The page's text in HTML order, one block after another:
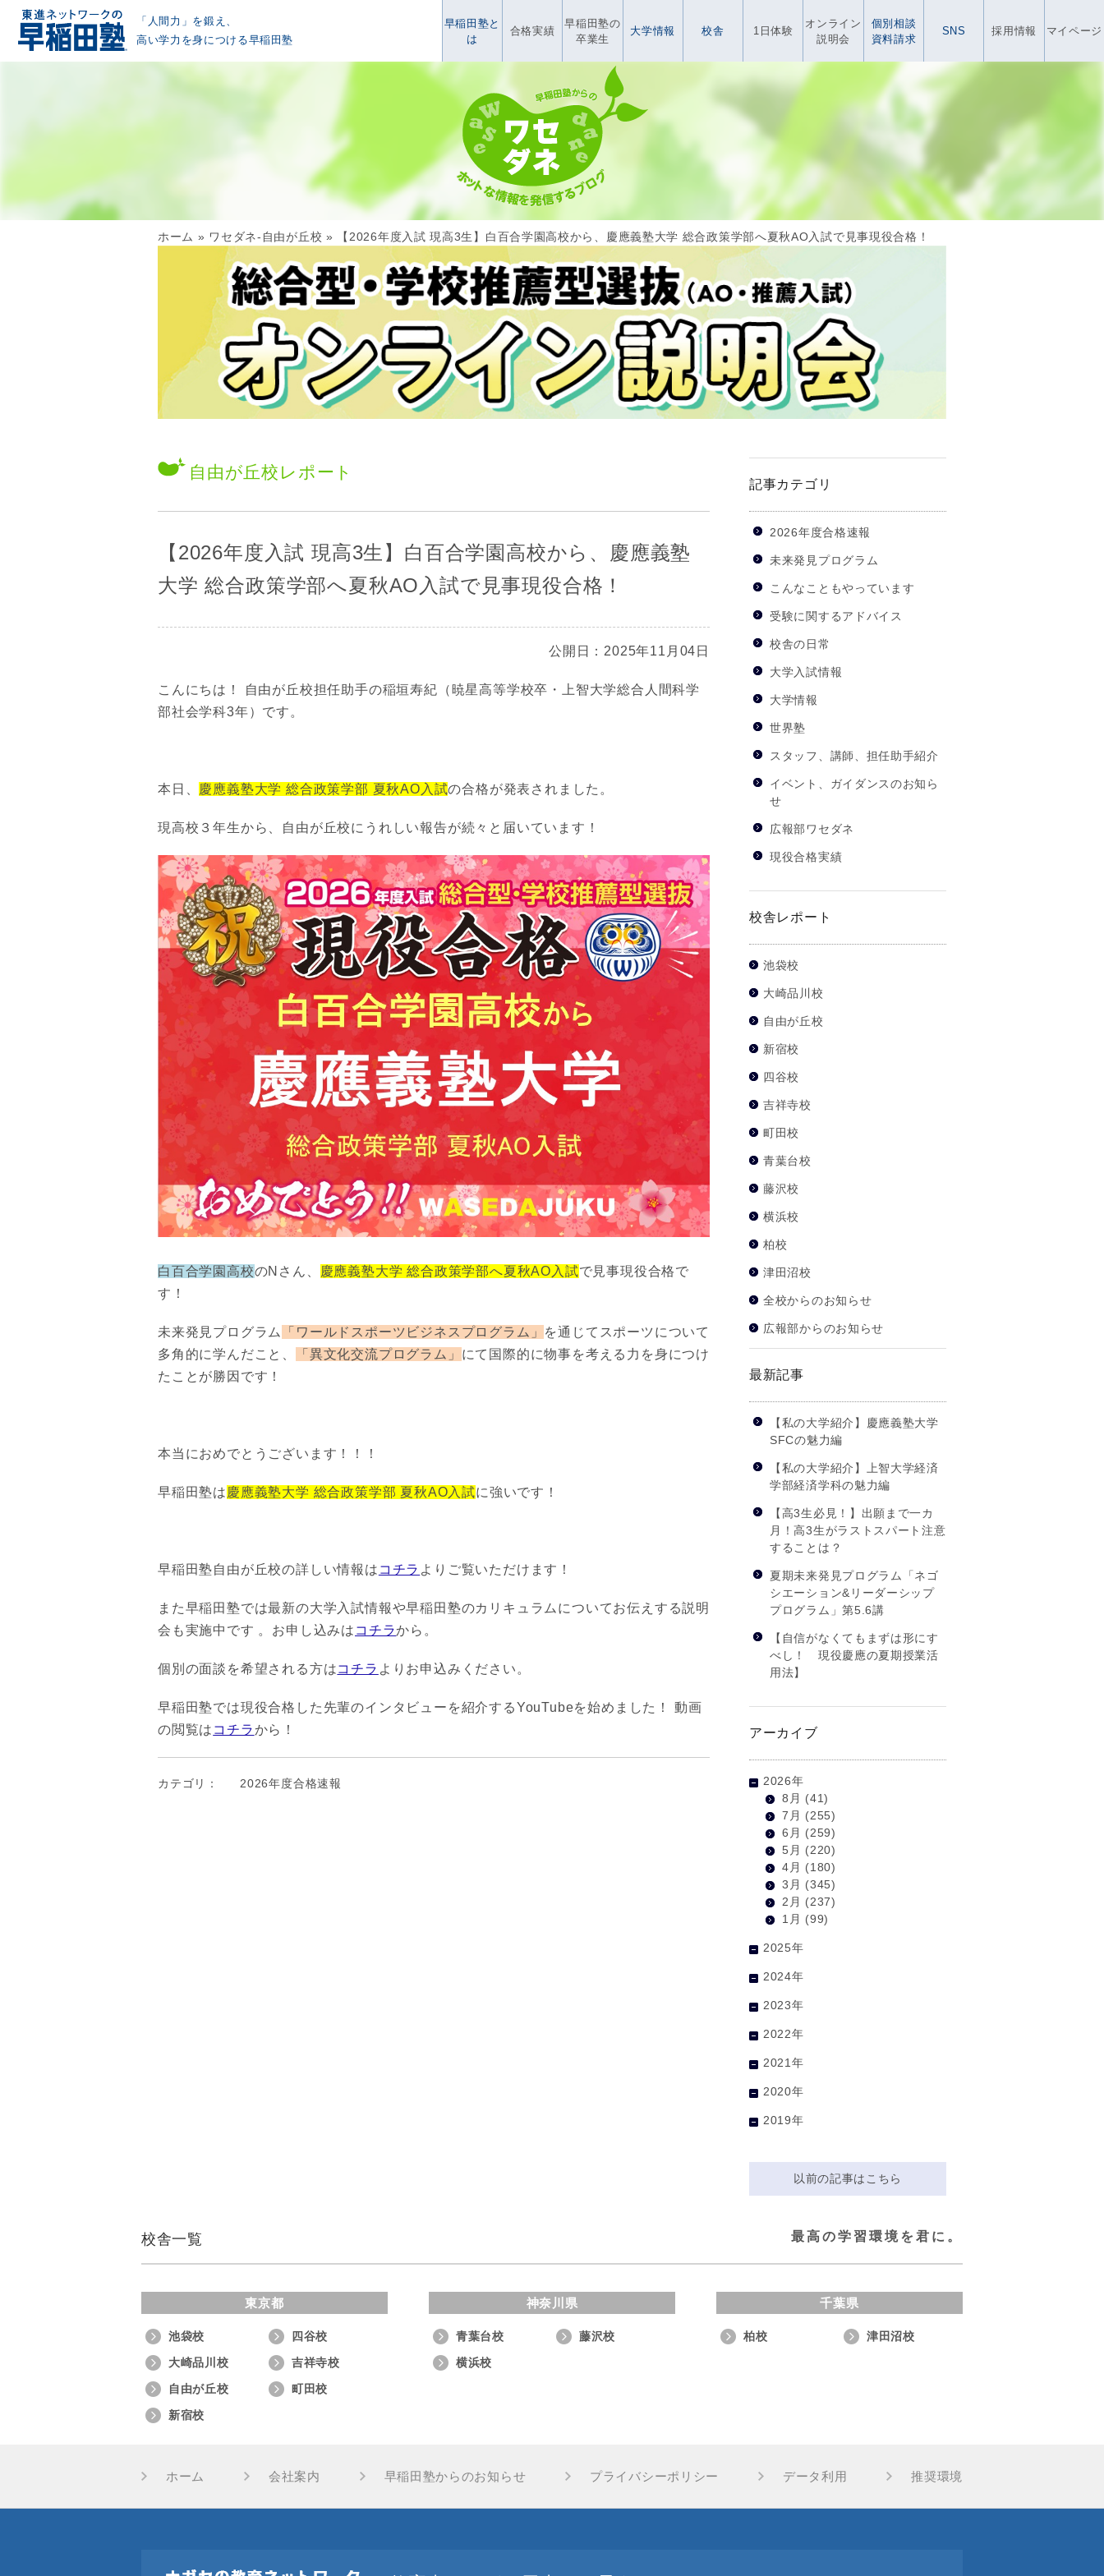
「人間力」を鍛え、
高い学力を身につける早稲田塾
早稲田塾と
は
合格実績
早稲田塾の
卒業生
大学情報 校舎 1日体験
オンライン
説明会
個別相談
資料請求
SNS 採用情報 マイページ
ホーム » ワセダネ-自由が丘校 » 【2026年度入試 現高3生】白百合学園高校から、慶應義塾大学 総合政策学部へ夏秋AO入試で見事現役合格！
自由が丘校 レポート
【2026年度入試 現高3生】白百合学園高校から、慶應義塾
大学 総合政策学部へ夏秋AO入試で見事現役合格！
公開日：2025年11月04日
こんにちは！ 自由が丘校担任助手の稲垣寿紀（暁星高等学校卒・上智大学総合人間科学
部社会学科3年）です。
本日、 慶應義塾大学 総合政策学部 夏秋AO入試の合格が発表されました。
現高校３年生から、自由が丘校にうれしい報告が続々と届いています！
白百合学園高校のNさん、 慶應義塾大学 総合政策学部へ夏秋AO入試で見事現役合格で
す！
未来発見プログラム 「ワールドスポーツビジネスプログラム」 を通じてスポーツについて
多角的に学んだこと、
「異文化交流プログラム」 にて国際的に物事を考える力を身につけ
たことが勝因です！
本当におめでとうございます！！！
早稲田塾は 慶應義塾大学 総合政策学部 夏秋AO入試に強いです！
早稲田塾自由が丘校の詳しい情報は コチラ よりご覧いただけます！
また早稲田塾では最新の大学入試情報や早稲田塾のカリキュラムについてお伝えする説明
会も実施中です 。お申し込みは コチラから。
個別の面談を希望される方はコチラ よりお申込みください。
早稲田塾では現役合格した先輩のインタビューを紹介するYouTubeを始めました！ 動画
の閲覧は コチラから！
カテゴリ： 2026年度合格速報
記事カテゴリ
2026年度合格速報
未来発見プログラム
こんなこともやっています
受験に関するアドバイス
校舎の日常
大学入試情報
大学情報
世界塾
スタッフ、講師、担任助手紹介
イベント、ガイダンスのお知ら
せ
広報部ワセダネ
現役合格実績
校舎レポート
池袋校
大崎品川校
自由が丘校
新宿校
四谷校
吉祥寺校
町田校
青葉台校
藤沢校
横浜校
柏校
津田沼校
全校からのお知らせ
広報部からのお知らせ
最新記事
【私の大学紹介】慶應義塾大学
SFCの魅力編
【私の大学紹介】上智大学経済
学部経済学科の魅力編
【高3生必見！】出願まで一カ
月！高3生がラストスパート注意
することは？
夏期未来発見プログラム「ネゴ
シエーション&リーダーシップ
プログラム」第5.6講
【自信がなくてもまずは形にす
べし！ 現役慶應の夏期授業活
用法】
アーカイブ
2026年
8月 (41)
7月 (255)
6月 (259)
5月 (220)
4月 (180)
3月 (345)
2月 (237)
1月 (99)
2025年
2024年
2023年
2022年
2021年
2020年
2019年
以前の記事はこちら
校舎一覧 最高の学習環境を君に。
東京都
池袋校
四谷校
大崎品川校
吉祥寺校
自由が丘校
町田校
新宿校
神奈川県
青葉台校
藤沢校
横浜校
千葉県
柏校 津田沼校
ホーム 会社案内 早稲田塾からのお知らせ プライバシーポリシー データ利用 推奨環境